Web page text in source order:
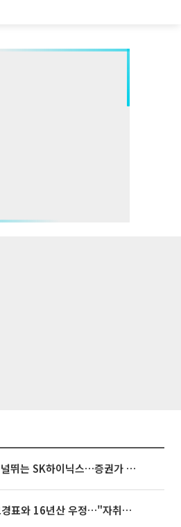
'불안과 기대 사이' 널뛰는 SK하이닉스…증권가 "HBM4·LTA 기반 펀터멘털 견고"
'나혼산' 류혜영, 고경표와 16년산 우정…"자취방서 부모님과 마주쳐"